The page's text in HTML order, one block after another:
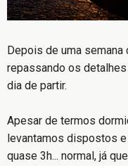
Depois de uma semana
repassando os
dia de partir.
Apesar de termos
levantamos dispostos
quase 3h... normal, já